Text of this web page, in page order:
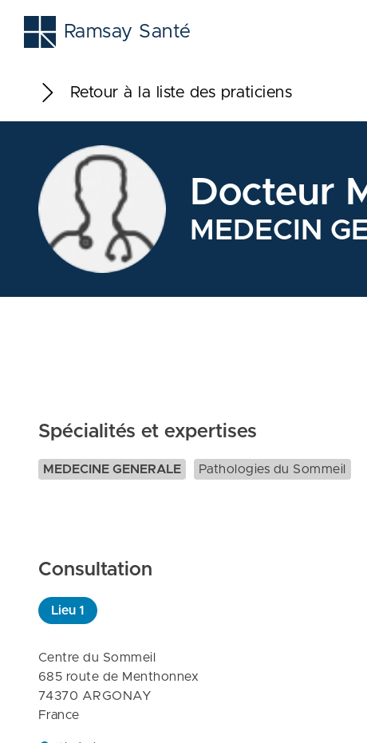
Ramsay Santé
Retour à la liste des praticiens
Docteur
MEDECIN
Spécialités et expertises
MEDECINE GENERALE Pathologies du Sommeil
Consultation
Lieu 1
Centre du Sommeil
685 route de Menthonnex
74370 ARGONAY
France